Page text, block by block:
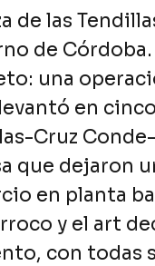
de las
de
una
en
Cruz
que dejaron
en planta
y el art
con todas